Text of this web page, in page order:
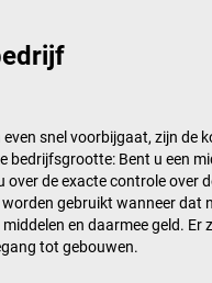
snel voorbijgaat, zijn
bedrijfsgrootte: Bent u een
over de exacte controle over
gebruikt wanneer
en daarmee geld.
tot gebouwen.